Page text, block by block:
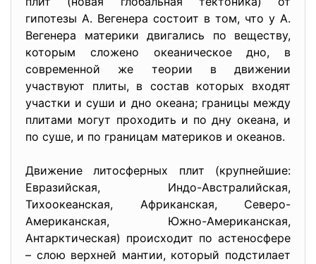
гипотезы А. Вегенера состоит в том, что у А.
Вегенера материки двигались по веществу,
которым сложено океаническое дно, в
современной же теории в движении
участвуют плиты, в состав которых входят
участки и суши и дно океана; границы между
плитами могут проходить и по дну океана, и
по суше, и по границам материков и океанов.
Движение литосферных плит (крупнейшие:
Евразийская, Индо-Австралийская,
Тихоокеанская, Африканская, Северо-
Американская, Южно-Американская,
Антарктическая) происходит по астеносфере
– слою верхней мантии, который подстилает